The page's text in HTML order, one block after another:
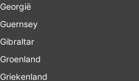
Georgië
Guernsey
Gibraltar
Groenland
Griekenland